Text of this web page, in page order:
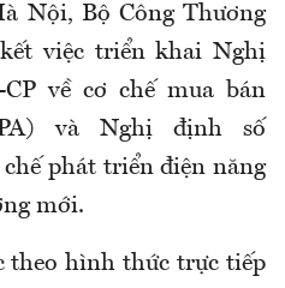
Nội, Bộ Công Thương
việc triển khai Nghị
về cơ chế mua bán
và Nghị định số
phát triển điện năng
mới.
theo hình thức trực tiếp